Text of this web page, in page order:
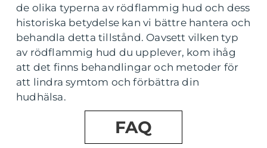
de olika typerna av rödflammig hud och dess
historiska betydelse kan vi bättre hantera och
behandla detta tillstånd. Oavsett vilken typ
av rödflammig hud du upplever, kom ihåg
att det finns behandlingar och metoder för
att lindra symtom och förbättra din
hudhälsa.
FAQ